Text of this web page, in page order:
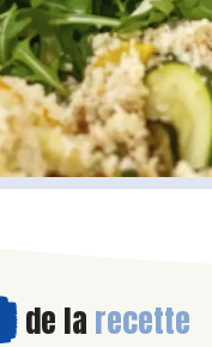
de la recette